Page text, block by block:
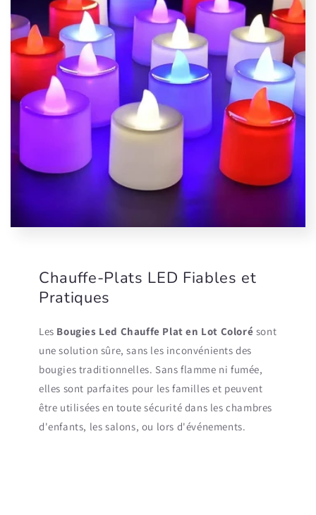
Chauffe-Plats LED Fiables et
Pratiques
Les Bougies Led Chauffe Plat en Lot Coloré sont
une solution sûre, sans les inconvénients des
bougies traditionnelles. Sans flamme ni fumée,
elles sont parfaites pour les familles et peuvent
être utilisées en toute sécurité dans les chambres
d'enfants, les salons, ou lors d'événements.